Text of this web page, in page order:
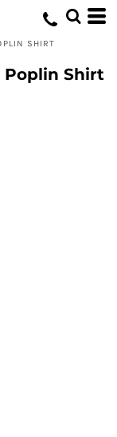
SHIRT
Poplin Shirt